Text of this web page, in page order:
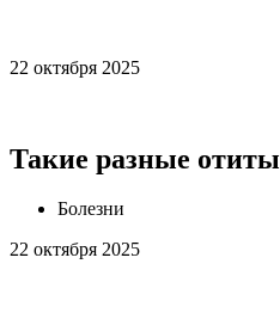
22 октября 2025
Такие разные отиты
Болезни
22 октября 2025